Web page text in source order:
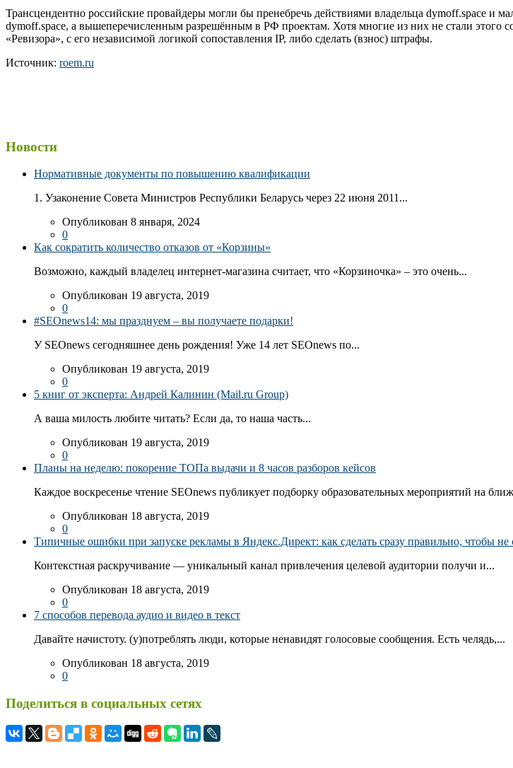
Трансцендентно российские провайдеры могли бы пренебречь действиями владельца dymoff.space и
dymoff.space, а вышеперечисленным разрешённым в РФ проектам. Хотя многие из них не стали этого
«Ревизора», с его независимой логикой сопоставления IP, либо сделать (взнос) штрафы.
Источник: roem.ru
Новости
Нормативные документы по повышению квалификации
1. Узаконение Совета Министров Республики Беларусь через 22 июня 2011...
Опубликован 8 января, 2024
0
Как сократить количество отказов от «Корзины»
Возможно, каждый владелец интернет-магазина считает, что «Корзиночка» – это очень...
Опубликован 19 августа, 2019
0
#SEOnews14: мы празднуем – вы получаете подарки!
У SEOnews сегодняшнее день рождения! Уже 14 лет SEOnews по...
Опубликован 19 августа, 2019
0
5 книг от эксперта: Андрей Калинин (Mail.ru Group)
А ваша милость любите читать? Если да, то наша часть...
Опубликован 19 августа, 2019
0
Планы на неделю: покорение ТОПа выдачи и 8 часов разборов кейсов
Каждое воскресенье чтение SEOnews публикует подборку образовательных мероприятий на
Опубликован 18 августа, 2019
0
Типичные ошибки при запуске рекламы в Яндекс.Директ: как сделать сразу правильно, чтобы не
Контекстная раскручивание — уникальный канал привлечения целевой аудитории получи и...
Опубликован 18 августа, 2019
0
7 способов перевода аудио и видео в текст
Давайте начистоту. (у)потреблять люди, которые ненавидят голосовые сообщения. Есть челядь,...
Опубликован 18 августа, 2019
0
Поделиться в социальных сетях